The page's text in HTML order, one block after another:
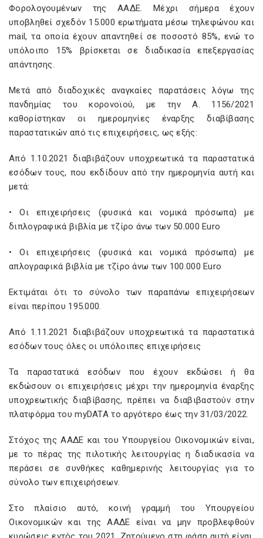
Φορολογουμένων της ΑΑΔΕ. Μέχρι σήμερα έχουν
υποβληθεί σχεδόν 15.000 ερωτήματα μέσω τηλεφώνου και
mail, τα οποία έχουν απαντηθεί σε ποσοστό 85%, ενώ το
υπόλοιπο 15% βρίσκεται σε διαδικασία επεξεργασίας
απάντησης.
Μετά από διαδοχικές αναγκαίες παρατάσεις λόγω της
πανδημίας του κορονοϊού, με την Α. 1156/2021
καθορίστηκαν οι ημερομηνίες έναρξης διαβίβασης
παραστατικών από τις επιχειρήσεις, ως εξής:
Από 1.10.2021 διαβιβάζουν υποχρεωτικά τα παραστατικά
εσόδων τους, που εκδίδουν από την ημερομηνία αυτή και
μετά:
• Οι επιχειρήσεις (φυσικά και νομικά πρόσωπα) με
διπλογραφικά βιβλία με τζίρο άνω των 50.000 Euro
• Οι επιχειρήσεις (φυσικά και νομικά πρόσωπα) με
απλογραφικά βιβλία με τζίρο άνω των 100.000 Euro
Εκτιμάται ότι το σύνολο των παραπάνω επιχειρήσεων
είναι περίπου 195.000.
Από 1.11.2021 διαβιβάζουν υποχρεωτικά τα παραστατικά
εσόδων τους όλες οι υπόλοιπες επιχειρήσεις
Τα παραστατικά εσόδων που έχουν εκδώσει ή θα
εκδώσουν οι επιχειρήσεις μέχρι την ημερομηνία έναρξης
υποχρεωτικής διαβίβασης, πρέπει να διαβιβαστούν στην
πλατφόρμα του myDATA το αργότερο έως την 31/03/2022.
Στόχος της ΑΑΔΕ και του Υπουργείου Οικονομικών είναι,
με το πέρας της πιλοτικής λειτουργίας η διαδικασία να
περάσει σε συνθήκες καθημερινής λειτουργίας για το
σύνολο των επιχειρήσεων.
Στο πλαίσιο αυτό, κοινή γραμμή του Υπουργείου
Οικονομικών και της ΑΑΔΕ είναι να μην προβλεφθούν